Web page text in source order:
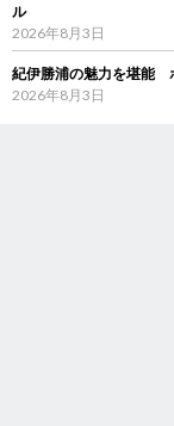
ル
2026年8月3日
紀伊勝浦の魅力を堪能
2026年8月3日